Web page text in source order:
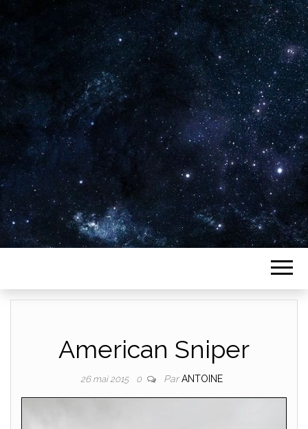
Plus de 2800 critiques de films
American Sniper
26 mai 2015 0 ParANTOINE